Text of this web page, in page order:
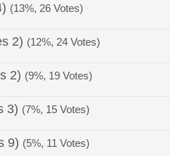
(13%, 26 Votes)
2) (12%, 24 Votes)
2) (9%, 19 Votes)
3) (7%, 15 Votes)
9) (5%, 11 Votes)